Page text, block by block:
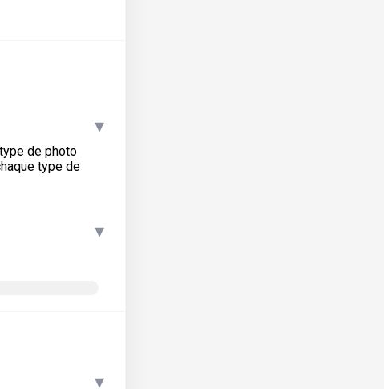
▾
de photo
type de
▾
▾